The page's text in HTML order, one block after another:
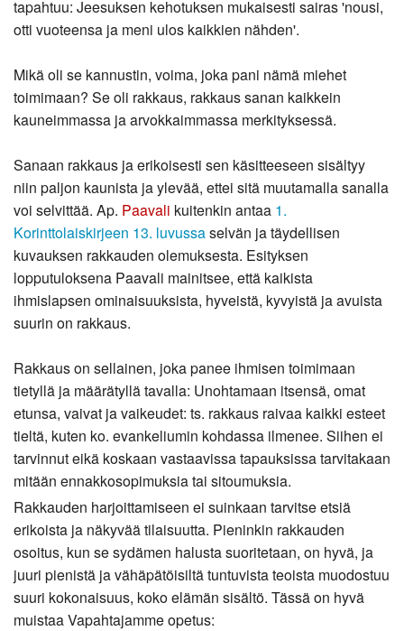
tapahtuu: Jeesuksen kehotuksen mukaisesti sairas 'nousi,
otti vuoteensa ja meni ulos kaikkien nähden'.
Mikä oli se kannustin, voima, joka pani nämä miehet
toimimaan? Se oli rakkaus, rakkaus sanan kaikkein
kauneimmassa ja arvokkaimmassa merkityksessä.
Sanaan rakkaus ja erikoisesti sen käsitteeseen sisältyy
niin paljon kaunista ja ylevää, ettei sitä muutamalla sanalla
voi selvittää. Ap. Paavali kuitenkin antaa 1.
Korinttolaiskirjeen 13. luvussaselvän ja täydellisen
kuvauksen rakkauden olemuksesta. Esityksen
lopputuloksena Paavali mainitsee, että kaikista
ihmislapsen ominaisuuksista, hyveistä, kyvyistä ja avuista
suurin on rakkaus.
Rakkaus on sellainen, joka panee ihmisen toimimaan
tietyllä ja määrätyllä tavalla: Unohtamaan itsensä, omat
etunsa, vaivat ja vaikeudet: ts. rakkaus raivaa kaikki esteet
tieltä, kuten ko. evankeliumin kohdassa ilmenee. Siihen ei
tarvinnut eikä koskaan vastaavissa tapauksissa tarvitakaan
mitään ennakkosopimuksia tai sitoumuksia.
Rakkauden harjoittamiseen ei suinkaan tarvitse etsiä
erikoista ja näkyvää tilaisuutta. Pieninkin rakkauden
osoitus, kun se sydämen halusta suoritetaan, on hyvä, ja
juuri pienistä ja vähäpätöisiltä tuntuvista teoista muodostuu
suuri kokonaisuus, koko elämän sisältö. Tässä on hyvä
muistaa Vapahtajamme opetus: